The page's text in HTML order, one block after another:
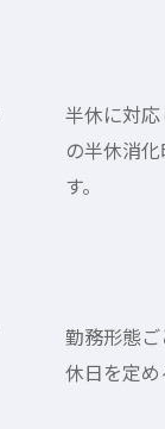
半休に対
の半休消
す。
勤務形態
休日を定め